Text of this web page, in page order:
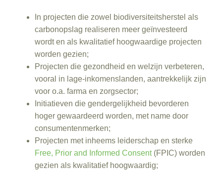
In projecten die zowel biodiversiteitsherstel als
carbonopslag realiseren meer geïnvesteerd
wordt en als kwalitatief hoogwaardige projecten
worden gezien;
Projecten die gezondheid en welzijn verbeteren,
vooral in lage‑inkomenslanden, aantrekkelijk zijn
voor o.a. farma en zorgsector;
Initiatieven die gendergelijkheid bevorderen
hoger gewaardeerd worden, met name door
consumentenmerken;
Projecten met inheems leiderschap en sterke
Free, Prior and Informed Consent (FPIC) worden
gezien als kwalitatief hoogwaardig;